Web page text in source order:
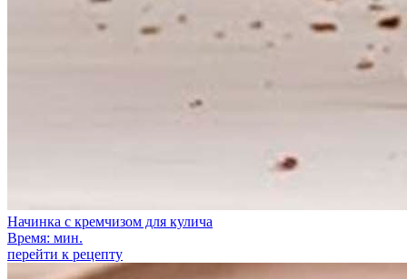
Начинка с кремчизом для кулича
Время: мин.
перейти к рецепту